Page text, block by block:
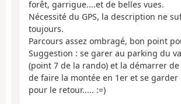
forêt, garrigue....et de belles vues.
Nécessité du GPS, la description ne
toujours.
Parcours assez ombragé, bon point
Suggestion : se garer au parking du
(point 7 de la rando) et la démarrer
de faire la montée en 1er et se garder
pour le retour..... :=)